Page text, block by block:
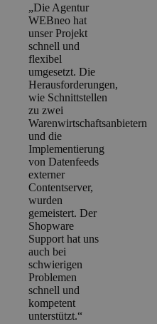
„Die Agentur
WEBneo hat
unser Projekt
schnell und
flexibel
umgesetzt. Die
Herausforderungen,
wie Schnittstellen
zu zwei
Warenwirtschaftsanbietern
und die
Implementierung
von Datenfeeds
externer
Contentserver,
wurden
gemeistert. Der
Shopware
Support hat uns
auch bei
schwierigen
Problemen
schnell und
kompetent
unterstützt.“